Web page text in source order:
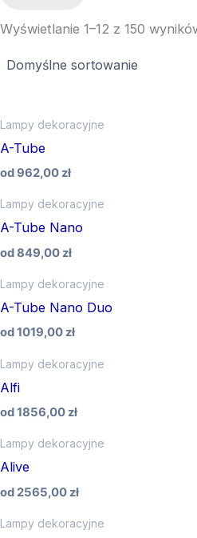
Wyświetlanie 1–12 z 150
Lampy dekoracyjne
A-Tube
od962,00 zł
Lampy dekoracyjne
A-Tube Nano
od849,00 zł
Lampy dekoracyjne
A-Tube Nano Duo
od1019,00 zł
Lampy dekoracyjne
Alfi
od1856,00 zł
Lampy dekoracyjne
Alive
od 2565,00 zł
Lampy dekoracyjne